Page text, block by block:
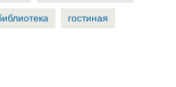
гостиная